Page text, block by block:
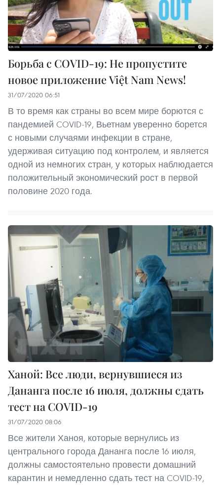
Борьба с COVID-19: Не пропустите
новое приложение Việt Nam News!
31/07/2020 06:51
В то время как страны во всем мире борются с
пандемией COVID-19, Вьетнам уверенно борется
с новыми случаями инфекции в стране,
удерживая ситуацию под контролем, и является
одной из немногих стран, у которых наблюдается
положительный экономический рост в первой
половине 2020 года.
Ханой: Все люди, вернувшиеся из
Дананга после 16 июля, должны сдать
тест на COVID-19
31/07/2020 08:06
Все жители Ханоя, которые вернулись из
центрального города Дананга после 16 июля,
должны самостоятельно провести домашний
карантин и немедленно сдать тест на COVID-19,